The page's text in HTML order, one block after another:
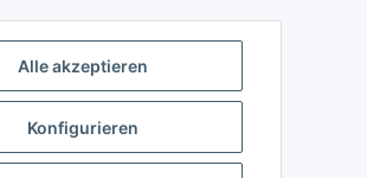
Alle akzeptieren
Konfigurieren